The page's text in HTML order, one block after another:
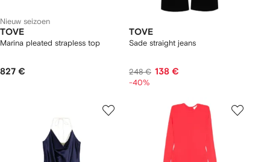
Nieuw seizoen
TOVE
Marina pleated strapless top
827 €
TOVE
Sade straight jeans
248 € 138 €
-40%